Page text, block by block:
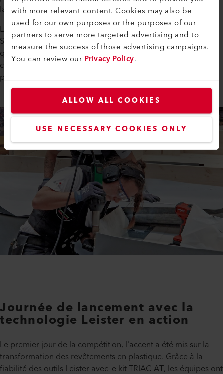
with more relevant content. Cookies may also be
used for our own purposes or the purposes of our
partners to serve more targeted advertising and to
measure the success of those advertising campaigns.
You can review ourPrivacy Policy.
ALLOW ALL COOKIES
USE NECESSARY COOKIES ONLY
la transformation des géomembranes.
L'équipe allemande, représentée par Nina Weber et Jana
Siedle, a également réalisé une bonne performance, tandis
que les États-Unis participaient pour la première fois aux
championnats du monde et ont acquis une expérience
précieuse.
Journée de lancement avec la
technologie Leister en action
Le premier jour de la compétition, l'accent a été mis sur la
transformation des revêtements en plastique. Grâce à la
fiabilité des outils Leister avec le kit TRIAC AT, les équipes ont